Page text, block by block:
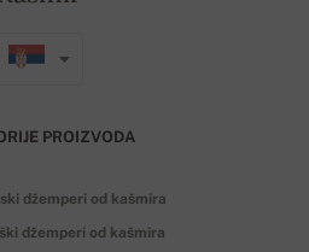
PROIZVODA
džemperi od kašmira
džemperi od kašmira